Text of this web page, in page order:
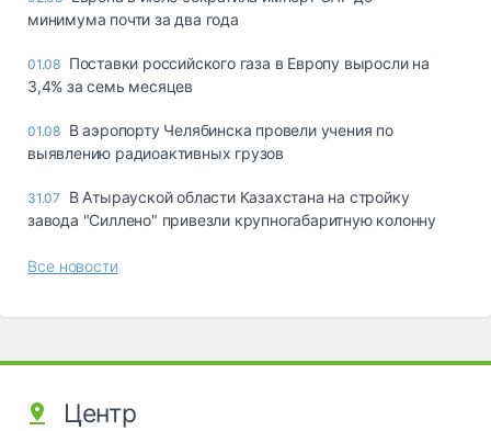
минимума почти за два года
01.08 Поставки российского газа в Европу выросли на
3,4% за семь месяцев
01.08 В аэропорту Челябинска провели учения по
выявлению радиоактивных грузов
31.07
В Атырауской области Казахстана на стройку
завода "Силлено" привезли крупногабаритную колонну
Все новости
Центр